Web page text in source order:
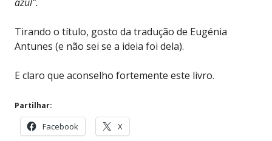
Tirando o título, gosto da tradução de Eugénia
Antunes (e não sei se a ideia foi dela).
E claro que aconselho fortemente este livro.
Partilhar:
Facebook X